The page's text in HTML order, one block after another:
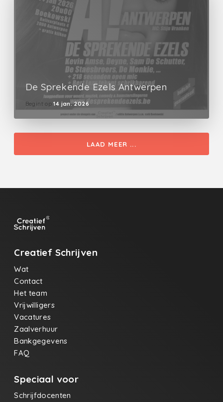
De Sprekende Ezels Antwerpen
Begint op 14 jan. 2026
LAAD MEER ...
Creatief Schrijven
Wat
Contact
Het team
Vrijwilligers
Vacatures
Zaalverhuur
Bankgegevens
FAQ
Speciaal voor
Schrijfdocenten